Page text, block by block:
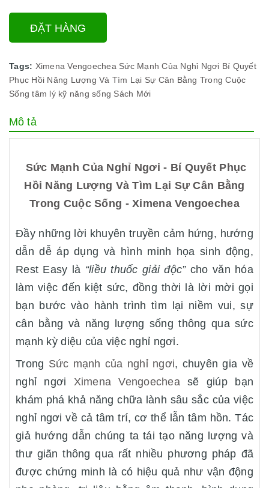
ĐẶT HÀNG
Tags: Ximena Vengoechea Sức Mạnh Của Nghỉ Ngơi Bí Quyết
Phục Hồi Năng Lượng Và Tìm Lại Sự Cân Bằng Trong Cuộc
Sống tâm lý kỹ năng sống Sách Mới
Mô tả
Sức Mạnh Của Nghỉ Ngơi - Bí Quyết Phục
Hồi Năng Lượng Và Tìm Lại Sự Cân Bằng
Trong Cuộc Sống - Ximena Vengoechea
Đầy những lời khuyên truyền cảm hứng, hướng
dẫn dễ áp dụng và hình minh họa sinh động,
Rest Easy là “liều thuốc giải độc”cho văn hóa
làm việc đến kiệt sức, đồng thời là lời mời gọi
bạn bước vào hành trình tìm lại niềm vui, sự
cân bằng và năng lượng sống thông qua sức
mạnh kỳ diệu của việc nghỉ ngơi.
Trong Sức mạnh của nghỉ ngơi, chuyên gia về
nghỉ ngơi Ximena Vengoechea sẽ giúp bạn
khám phá khả năng chữa lành sâu sắc của việc
nghỉ ngơi về cả tâm trí, cơ thể lẫn tâm hồn. Tác
giả hướng dẫn chúng ta tái tạo năng lượng và
thư giãn thông qua rất nhiều phương pháp đã
được chứng minh là có hiệu quả như vận động